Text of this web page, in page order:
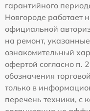
гарантийного
Новгороде работает
официальной
на ремонт,
ознакомительный
офертой согласно п.
обозначения
только в
перечень техники, с